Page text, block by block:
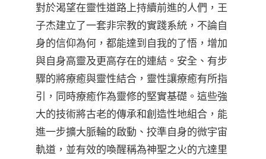
對於渴望在靈性道路上持續前進的人們，王
子杰建立了一套非宗教的實踐系統，不論自
身的信仰為何，都能達到自我的了悟，增加
與自身高靈及更高存在的連結。安全、有步
驟的將療癒與靈性結合，靈性讓療癒有所指
引，同時療癒作為靈修的堅實基礎。這些強
大的技術將古老的傳承和創造性地組合，能
進一步擴大脈輪的啟動、挍準自身的微宇宙
軌道，並有效的喚醒稱為神聖之火的亢達里